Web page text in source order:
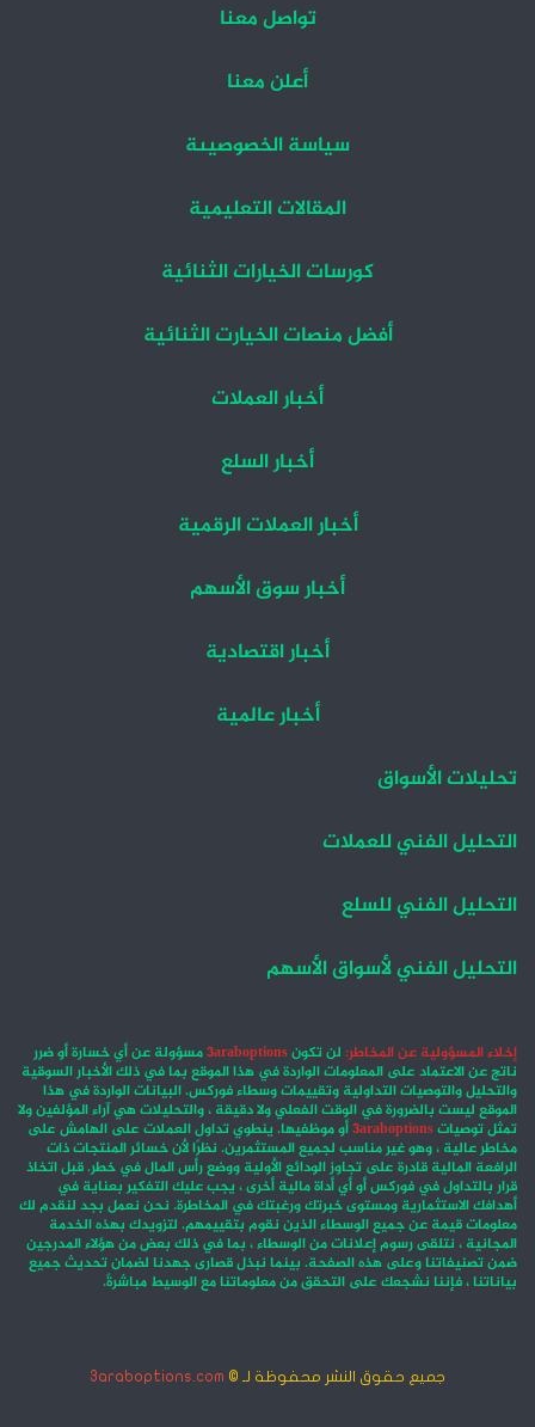
تواصل معنا
أعلن معنا
سياسة الخصوصيىة
المقالات التعليمية
كورسات الخيارات الثنائية
أفضل منصات الخيارت الثنائية
أخبار العملات
أخبار السلع
أخبار العملات الرقمية
أخبار سوق الأسهم
أخبار اقتصادية
أخبار عالمية
تحليلات الأسواق
التحليل الفني للعملات
التحليل الفني للسلع
التحليل الفني لأسواق الأسهم
إخلاء المسؤولية عن المخاطر: لن تكون3araboptionsمسؤولة عن أي خسارة أو ضرر
ناتج عن الاعتماد على المعلومات الواردة في هذا الموقع بما في ذلك الأخبار السوقية
والتحليل والتوصيات التداولية وتقييمات وسطاء فوركس. البيانات الواردة في هذا
الموقع ليست بالضرورة في الوقت الفعلي ولا دقيقة ، والتحليلات هي آراء المؤلفين ولا
تمثل توصيات3araboptionsأو موظفيها. ينطوي تداول العملات على الهامش على
مخاطر عالية ، وهو غير مناسب لجميع المستثمرين. نظرًا لأن خسائر المنتجات ذات
الرافعة المالية قادرة على تجاوز الودائع الأولية ووضع رأس المال في خطر. قبل اتخاذ
قرار بالتداول في فوركس أو أي أداة مالية أخرى ، يجب عليك التفكير بعناية في
أهدافك الاستثمارية ومستوى خبرتك ورغبتك في المخاطرة. نحن نعمل بجد لنقدم لك
معلومات قيمة عن جميع الوسطاء الذين نقوم بتقييمهم. لتزويدك بهذه الخدمة
المجانية ، نتلقى رسوم إعلانات من الوسطاء ، بما في ذلك بعض من هؤلاء المدرجين
ضمن تصنيفاتنا وعلى هذه الصفحة. بينما نبذل قصارى جهدنا لضمان تحديث جميع
بياناتنا ، فإننا نشجعك على التحقق من معلوماتنا مع الوسيط مباشرةً.
جميع حقوق النشر محفوظة لـ © 3araboptions.com